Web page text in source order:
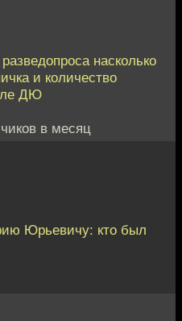
насколько
и количество
ДЮ
в месяц
Юрьевичу: кто был